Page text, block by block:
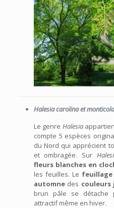
Halesia carolina et monticola
Le genre Halesia
compte 5 espèces
du Nord qui apprécient
et ombragée. Sur
fleurs blanches en
les feuilles. Le
automnedes couleurs
brun pâle se détache
attractif même en hiver.